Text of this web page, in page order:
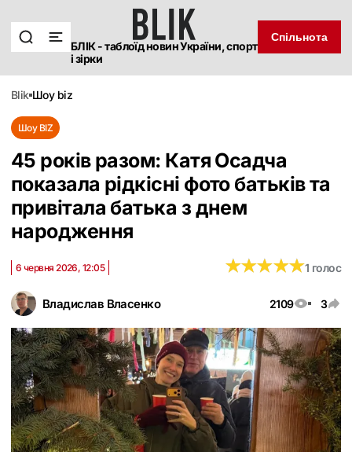
БЛІК - таблоїд новин України, спорт
і зірки
Спільнота
blik шоу biz
Шоу BIZ
45 років разом: Катя Осадча
показала рідкісні фото батьків та
привітала батька з днем
народження
Владислав Власенко 2109 3
6 червня 2026, 12:05 ★★★★★
★★★★★1 голос